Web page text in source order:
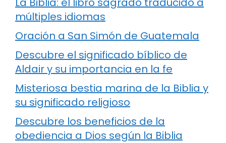
múltiples idiomas
Oración a San Simón de Guatemala
Descubre el significado bíblico de
Aldair y su importancia en la fe
Misteriosa bestia marina de la Biblia y
su significado religioso
Descubre los beneficios de la
obediencia a Dios según la Biblia